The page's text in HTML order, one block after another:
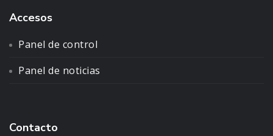
Accesos
Panel de control
Panel de noticias
Contacto